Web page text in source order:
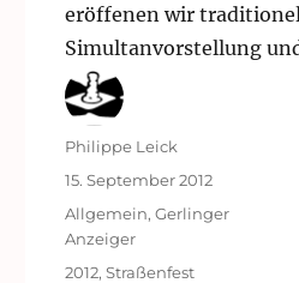
eröffenen wir
Simultanvorstellung
Autor
Philippe Leick
Veröffentlicht
am
15. September 2012
Kategorien
Allgemein, Gerlinger
Anzeiger
Schlagwörter
2012, Straßenfest